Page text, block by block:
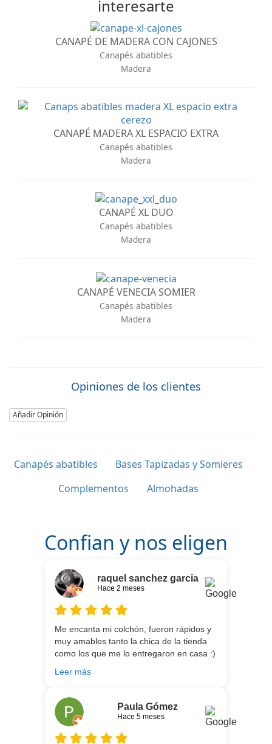
interesarte
CANAPÉ DE MADERA CON CAJONES
Canapés abatibles
Madera
CANAPÉ MADERA XL ESPACIO EXTRA
Canapés abatibles
Madera
CANAPÉ XL DUO
Canapés abatibles
Madera
CANAPÉ VENECIA SOMIER
Canapés abatibles
Madera
Opiniones de los clientes
Añadir Opinión
Canapés abatibles
Bases Tapizadas y Somieres
Complementos
Almohadas
Confian y nos eligen
raquel sanchez garcia
Hace 2 meses
Me encanta mi colchón, fueron rápidos y
muy amables tanto la chica de la tienda
como los que me lo entregaron en casa :)
meses después:) son todos un encanto y
canapé, una entrega rapidísima y fácil
comunicación con los repartidores que lo
traen y montan :) encantada
Leer más
Paula Gómez
Hace 5 meses